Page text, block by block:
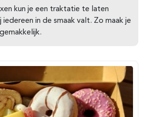
kun je een traktatie te laten
in de smaak valt. Zo maak je